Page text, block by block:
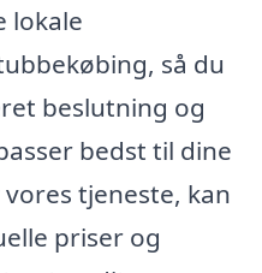
lokale
så du
beslutning og
bedst til dine
tjeneste, kan
priser og